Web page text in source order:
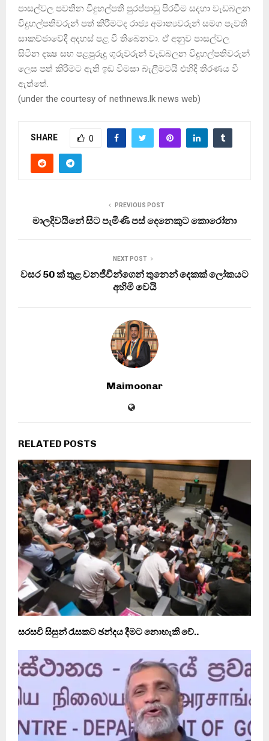
පාසල්වල පවතින විදුහල්පති පුරප්පාඩු පිරවීම සදහා වැඩබලන
විදුහල්පතිවරුන් පත් කිරීමටද රාජ්‍ය අමාත්‍යවරුන් සමග පැවති
සාකච්ජාවේදී අදහස් පළ වී තිබෙනවා. ඒ අනුව පාසල්වල
සිටින දක්‍ෂ සහ පළපුරුදු ගුරුවරුන් වැඩබලන විදුහල්පතිවරුන්
ලෙස පත් කිරීමට ඇති ඉඩ විමසා බැලීමටයි එහිදි තීරණය වී
ඇත්තේ.
(under the courtesy of nethnews.lk news web)
SHARE 0
PREVIOUS POST
මාලදිවයිනේ සිට පැමිණි පස් දෙනෙකුට කොරෝනා
NEXT POST
වසර 50 ක් තුළ වනජීවීන්ගෙන් තුනෙන් දෙකක් ලෝකයට
අහිමි වෙයි
Maimoonar
RELATED POSTS
සරසවි සිසුන් රැසකට ඡන්දය දීමට නොහැකි වේ..